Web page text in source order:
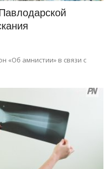
«Об амнистии» в связи с